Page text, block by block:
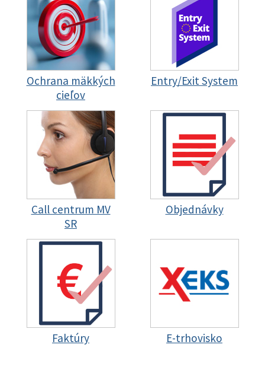
Ochrana mäkkých
cieľov
Entry/Exit System
Call centrum MV
SR
Objednávky
Faktúry E-trhovisko